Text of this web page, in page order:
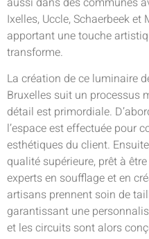
Ixelles, Uccle, Schaerbeek
apportant une touche
transforme.
La création de ce luminaire
Bruxelles suit un processus
détail est primordiale.
l’espace est effectuée pour
esthétiques du client.
qualité supérieure, prêt à
experts en soufflage et en
artisans prennent soin de
garantissant une
et les circuits sont alors